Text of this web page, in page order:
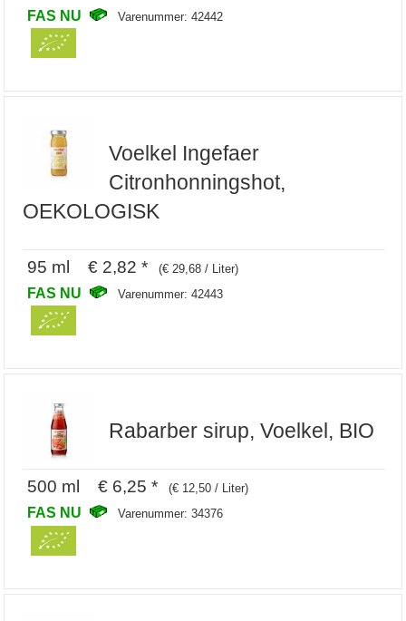
FAS NU Varenummer: 42442
Voelkel Ingefaer
Citronhonningshot,
OEKOLOGISK
95 ml € 2,82 * (€ 29,68 / Liter)
FAS NU Varenummer: 42443
Rabarber sirup, Voelkel, BIO
500 ml € 6,25 * (€ 12,50 / Liter)
FAS NU Varenummer: 34376